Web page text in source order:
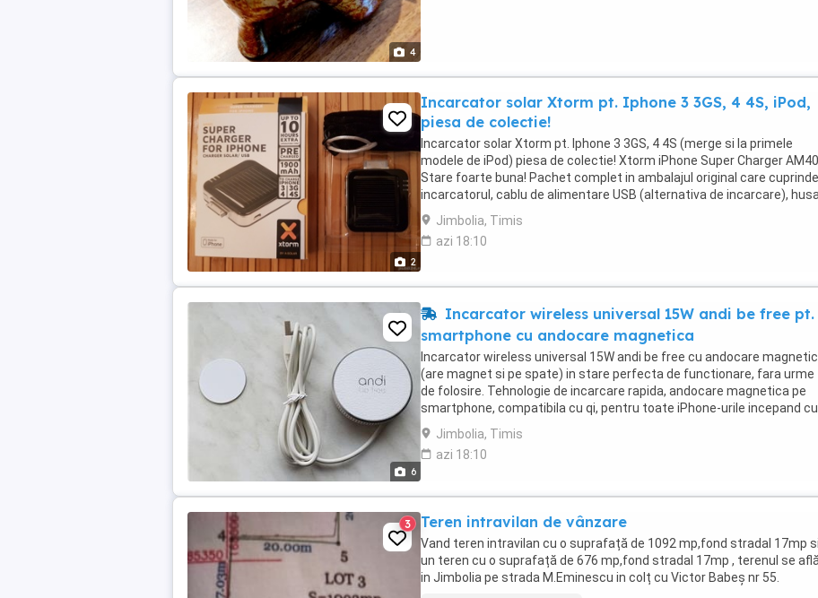
4
2
Incarcator solar Xtorm pt. Iphone 3 3GS, 4 4S, iPod,
piesa de colectie!
Incarcator solar Xtorm pt. Iphone 3 3GS, 4 4S (merge si la primele
modele de iPod) piesa de colectie! Xtorm iPhone Super Charger
Stare foarte buna! Pachet complet in ambalajul original care cuprinde
incarcatorul, cablu de alimentare USB (alternativa de incarcare), husa
si manual de instructiuni. Toate ...
Jimbolia, Timis
azi 18:10
6
Incarcator wireless universal 15W andi be free pt.
smartphone cu andocare magnetica
Incarcator wireless universal 15W andi be free cu andocare
(are magnet si pe spate) in stare perfecta de functionare, fara urme
de folosire. Tehnologie de incarcare rapida, andocare magnetica pe
smartphone, compatibila cu qi, pentru toate iPhone-urile incepand cu
iPhone 8, toate Samsung Galaxy ...
Jimbolia, Timis
azi 18:10
3 Teren intravilan de vânzare
Vand teren intravilan cu o suprafață de 1092 mp,fond stradal 17mp si
un teren cu o suprafață de 676 mp,fond stradal 17mp , terenul se află
in Jimbolia pe strada M.Eminescu in colț cu Victor Babeș nr 55.